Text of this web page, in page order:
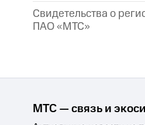
Свидетельства о
ПАО «МТС»
МТС — связь и